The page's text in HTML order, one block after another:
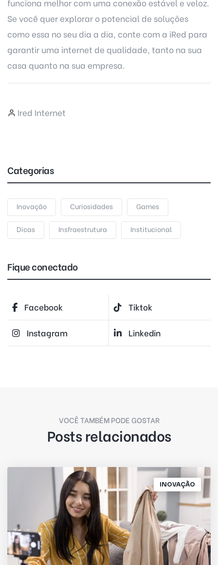
funciona melhor com uma conexão estável e veloz.
Se você quer explorar o potencial de soluções
como essa no seu dia a dia, conte com a iRed para
garantir uma internet de qualidade, tanto na sua
casa quanto na sua empresa.
Ired Internet
Categorias
Inovação Curiosidades Games
Dicas Insfraestrutura Institucional
Fique conectado
Facebook Tiktok
Instagram Linkedin
VOCÊ TAMBÉM PODE GOSTAR
Posts relacionados
INOVAÇÃO